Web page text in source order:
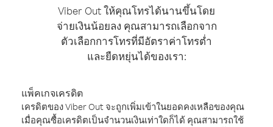
Viber Out ให้คุณโทรได้นานขึ้นโดย
จ่ายเงินน้อยลง คุณสามารถเลือกจาก
ตัวเลือกการโทรที่มีอัตราค่าโทรต่ำ
และยืดหยุ่นได้ของเรา:
แพ็คเกจเครดิต
เครดิตของ Viber Out จะถูกเพิ่มเข้าในยอดคงเหลือของคุณ
เมื่อคุณซื้อเครดิตเป็นจำนวนเงินเท่าใดก็ได้ คุณสามารถใช้